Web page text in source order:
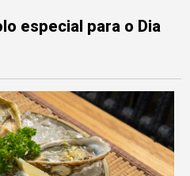
especial para o Dia